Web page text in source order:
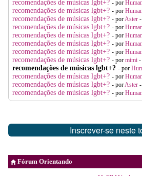
recomendações de músicas lgbt+? - por
recomendações de músicas lgbt+? - por
recomendações de músicas lgbt+? - porAster
recomendações de músicas lgbt+? - por
recomendações de músicas lgbt+? - por
recomendações de músicas lgbt+? - por
recomendações de músicas lgbt+? - por
recomendações de músicas lgbt+? - por mimi -
recomendações de músicas lgbt+? - por
recomendações de músicas lgbt+? - por
recomendações de músicas lgbt+? - porAster
recomendações de músicas lgbt+? - por
Inscrever-se neste
Fórum Orientando